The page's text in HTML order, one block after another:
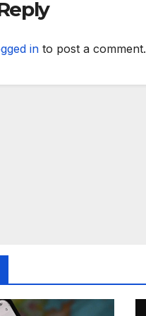
in to post a comment.